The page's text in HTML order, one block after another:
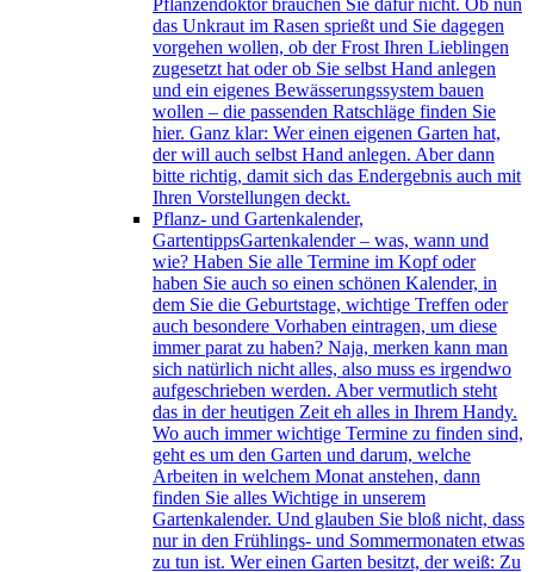
Pflanzendoktor brauchen Sie dafür nicht. Ob nun
das Unkraut im Rasen sprießt und Sie dagegen
vorgehen wollen, ob der Frost Ihren Lieblingen
zugesetzt hat oder ob Sie selbst Hand anlegen
und ein eigenes Bewässerungssystem bauen
wollen – die passenden Ratschläge finden Sie
hier. Ganz klar: Wer einen eigenen Garten hat,
der will auch selbst Hand anlegen. Aber dann
bitte richtig, damit sich das Endergebnis auch mit
Ihren Vorstellungen deckt.
Pflanz- und Gartenkalender,
GartentippsGartenkalender – was, wann und
wie? Haben Sie alle Termine im Kopf oder
haben Sie auch so einen schönen Kalender, in
dem Sie die Geburtstage, wichtige Treffen oder
auch besondere Vorhaben eintragen, um diese
immer parat zu haben? Naja, merken kann man
sich natürlich nicht alles, also muss es irgendwo
aufgeschrieben werden. Aber vermutlich steht
das in der heutigen Zeit eh alles in Ihrem Handy.
Wo auch immer wichtige Termine zu finden sind,
geht es um den Garten und darum, welche
Arbeiten in welchem Monat anstehen, dann
finden Sie alles Wichtige in unserem
Gartenkalender. Und glauben Sie bloß nicht, dass
nur in den Frühlings- und Sommermonaten etwas
zu tun ist. Wer einen Garten besitzt, der weiß: Zu